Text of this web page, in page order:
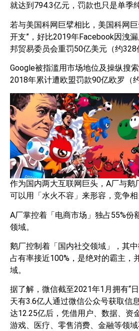
就达到794.3亿元，罚款也只是单季
若与美国科网巨擘相比，美国科网
开支”，好比2019年Facebook因洩
邦贸易委员会重罚50亿美元（约328
Google被指滥用市场地位及操纵搜
2018年累计遭欧盟罚款90亿欧罗（
作为国内两大互联网巨头，A厂与鹅
可以用「水火不容」来形容，竞争相
A厂掌控着「电商市场」独占55%份
领域。
鹅厂控制着「国内社交领域」，其中
占有率接近100%，是绝对的霸主，
域。
据了解，微信截至2021年1月拥有“
天有3.6亿人通过微信公众号获取信
达12.25亿后，凭借用户、数据、资
游戏、医疗、零售消费、金融等领域